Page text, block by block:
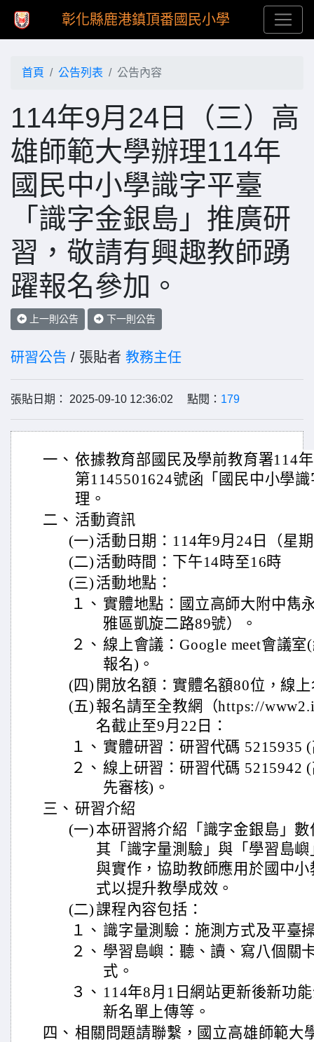
彰化縣鹿港鎮頂番國民小學
首頁 公告列表 公告內容
114年9月24日（三）高
雄師範大學辦理114年
國民中小學識字平臺
「識字金銀島」推廣研
習，敬請有興趣教師踴
躍報名參加。
上一則公告 下一則公告
研習公告 / 張貼者 教務主任
張貼日期： 2025-09-10 12:36:02 點閱： 179
一、 依據教育部國民及學前教育署114
第1145501624號函「國民中小學
理。
二、 活動資訊
(一) 活動日期：114年9月24日（星
(二) 活動時間：下午14時至16時
(三) 活動地點：
１、 實體地點：國立高師大附中雋
雅區凱旋二路89號）。
２、 線上會議：Google meet會議
報名)。
(四) 開放名額：實體名額80位，線
(五) 報名請至全教網（https://
名截止至9月22日：
１、 實體研習：研習代碼 5215935
２、 線上研習：研習代碼 5215942
先審核)。
三、 研習介紹
(一) 本研習將介紹「識字金銀島」
其「識字量測驗」與「學習島
與實作，協助教師應用於國中
式以提升教學成效。
(二)課程內容包括：
１、 識字量測驗：施測方式及平臺
２、 學習島嶼：聽、讀、寫八個關
式。
３、 114年8月1日網站更新後新功
新名單上傳等。
四、 相關問題請聯繫，國立高雄師範大